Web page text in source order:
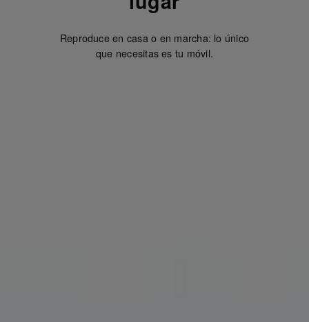
Reproduce en casa o en marcha: lo único
que necesitas es tu móvil.